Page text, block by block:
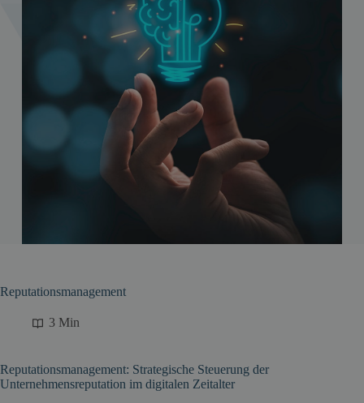
Reputationsmanagement
3 Min
Reputationsmanagement: Strategische Steuerung der
Unternehmensreputation im digitalen Zeitalter